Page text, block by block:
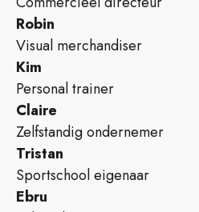
Robin
Visual merchandiser
Kim
Personal trainer
Claire
Zelfstandig ondernemer
Tristan
Sportschool eigenaar
Ebru